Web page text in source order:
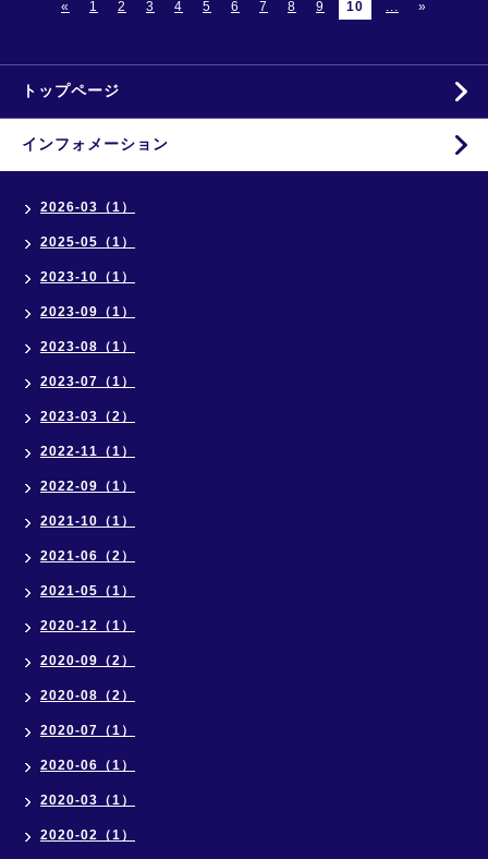
« 1 2 3 4 5 6 7 8 9 10 ... »
トップページ
インフォメーション
2026-03（1）
2025-05（1）
2023-10（1）
2023-09（1）
2023-08（1）
2023-07（1）
2023-03（2）
2022-11（1）
2022-09（1）
2021-10（1）
2021-06（2）
2021-05（1）
2020-12（1）
2020-09（2）
2020-08（2）
2020-07（1）
2020-06（1）
2020-03（1）
2020-02（1）